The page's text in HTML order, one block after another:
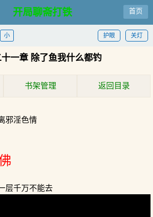
开局聊斋打铁 首页
关灯
护眼
小
一章 除了鱼我什么都钓
书架管理 返回目录
邪淫色情
层千万不能去